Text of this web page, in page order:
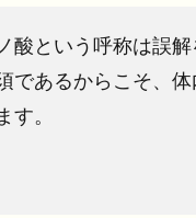
酸という呼称は誤
であるからこそ、
す。